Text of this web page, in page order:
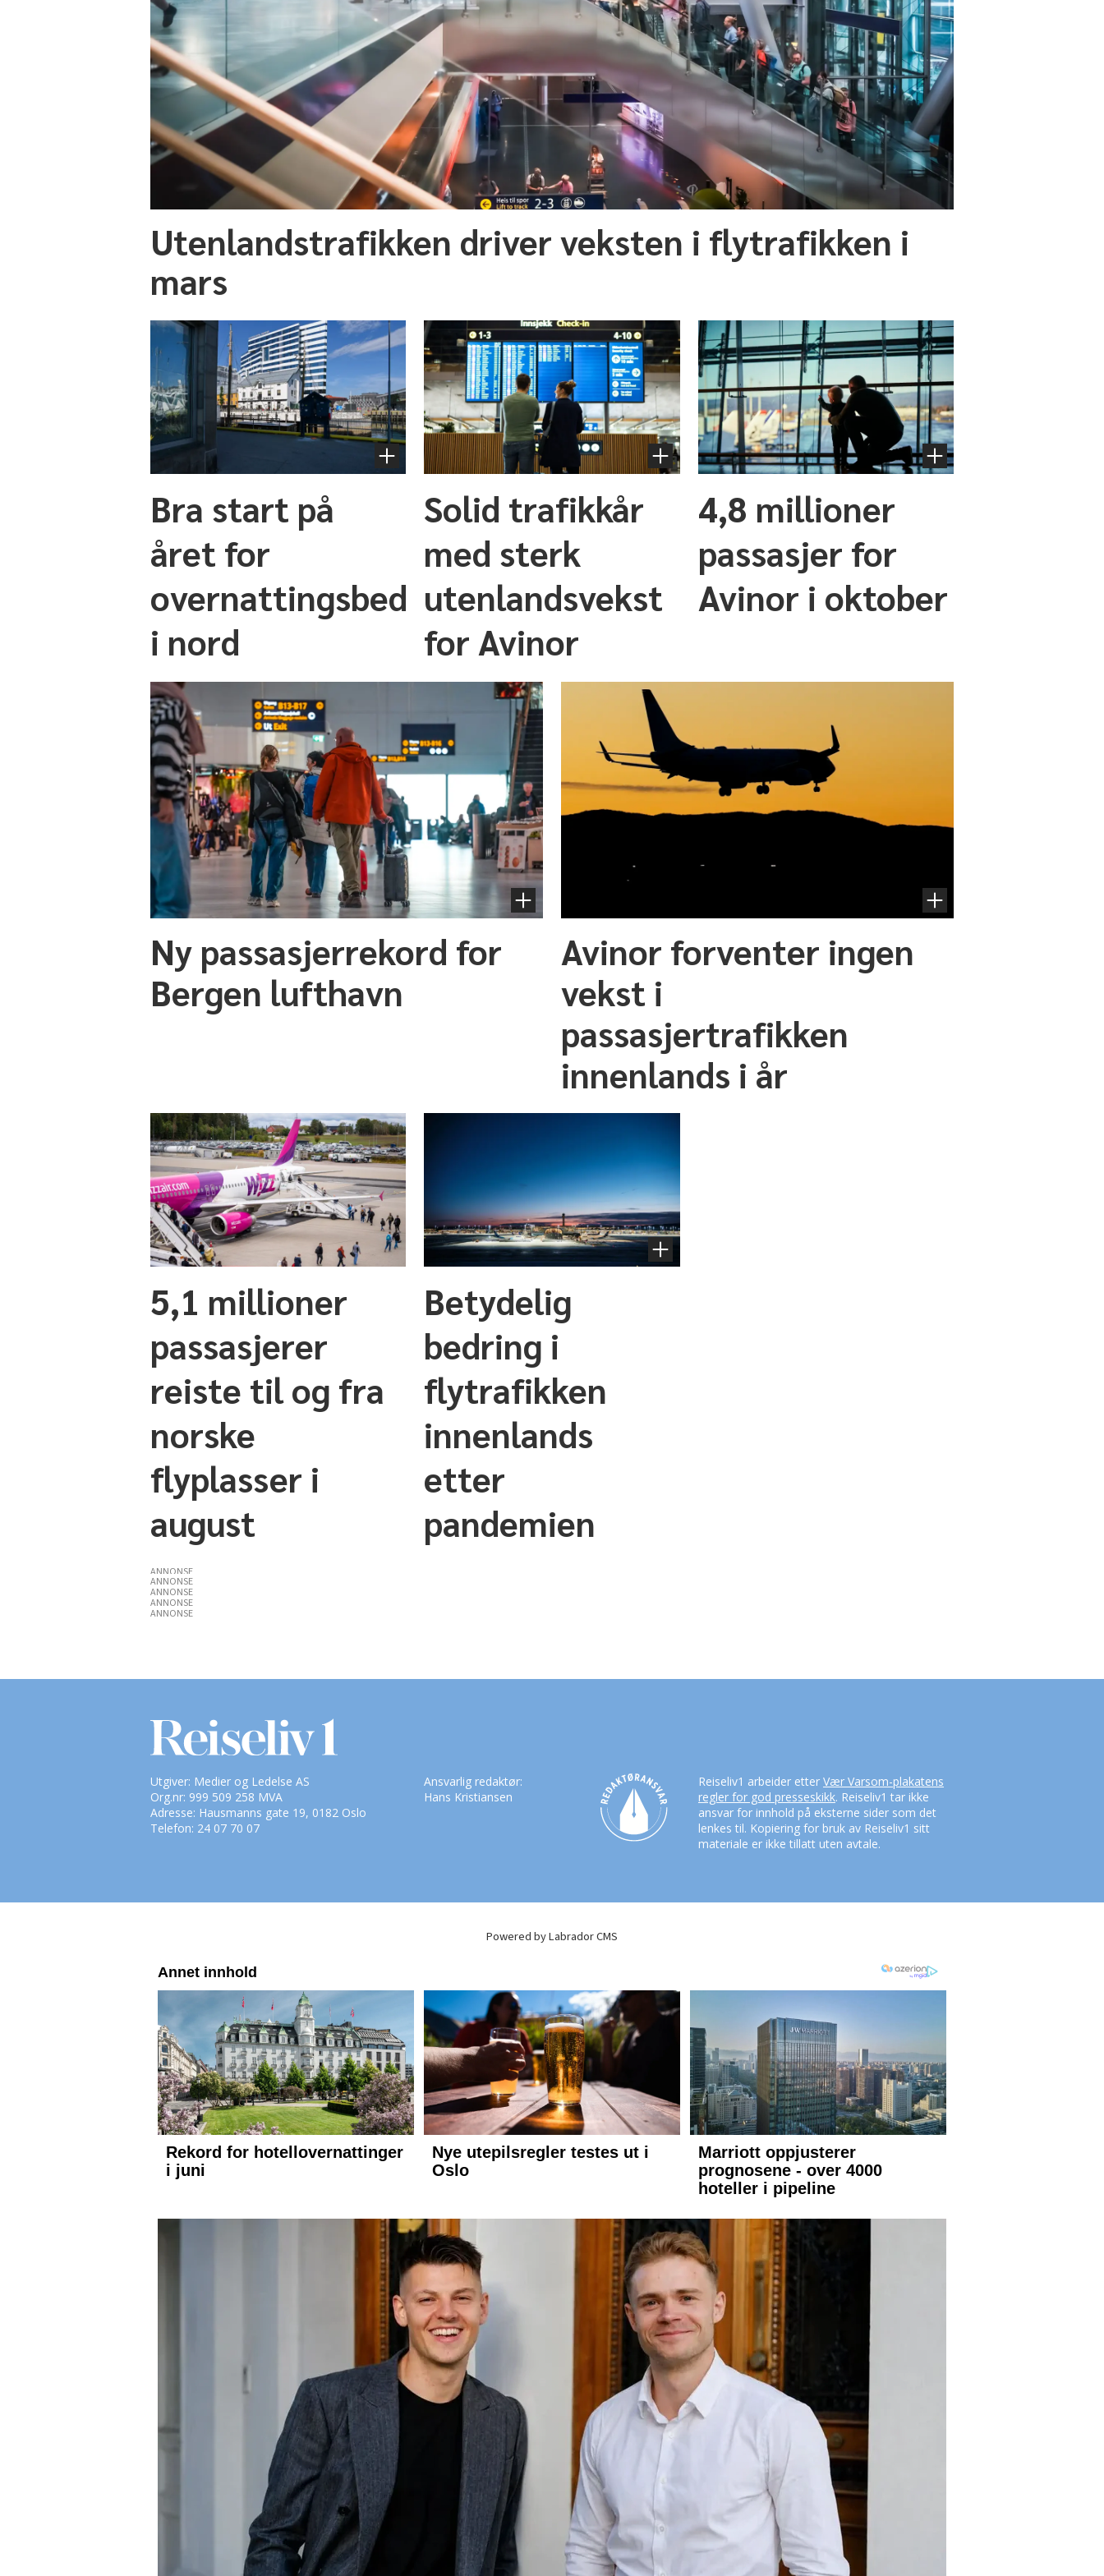
Utenlandstrafikken driver veksten i flytrafikken i
mars
Bra start på
året for
overnattingsbedriftene
i nord
Solid trafikkår
med sterk
utenlandsvekst
for Avinor
4,8 millioner
passasjer for
Avinor i oktober
Ny passasjerrekord for
Bergen lufthavn
Avinor forventer ingen
vekst i
passasjertrafikken
innenlands i år
5,1 millioner
passasjerer
reiste til og fra
norske
flyplasser i
august
Betydelig
bedring i
flytrafikken
innenlands
etter
pandemien
ANNONSE
ANNONSE
ANNONSE
ANNONSE
ANNONSE
Utgiver: Medier og Ledelse AS
Org.nr: 999 509 258 MVA
Adresse: Hausmanns gate 19, 0182 Oslo
Telefon: 24 07 70 07
Ansvarlig redaktør:
Hans Kristiansen
Reiseliv1 arbeider etter Vær Varsom-plakatens
regler for god presseskikk. Reiseliv1 tar ikke
ansvar for innhold på eksterne sider som det
lenkes til. Kopiering for bruk av Reiseliv1 sitt
materiale er ikke tillatt uten avtale.
Powered by Labrador CMS